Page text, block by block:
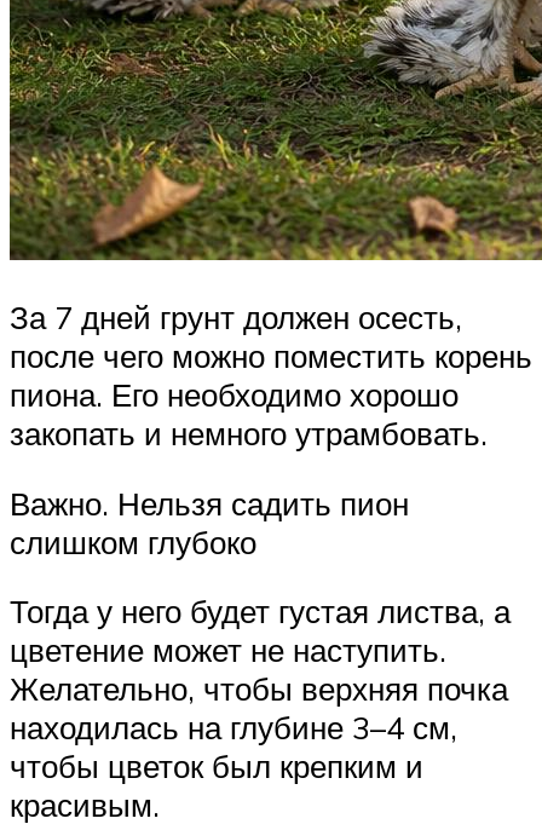
За 7 дней грунт должен осесть,
после чего можно поместить корень
пиона. Его необходимо хорошо
закопать и немного утрамбовать.
Важно. Нельзя садить пион
слишком глубоко
Тогда у него будет густая листва, а
цветение может не наступить.
Желательно, чтобы верхняя почка
находилась на глубине 3–4 см,
чтобы цветок был крепким и
красивым.